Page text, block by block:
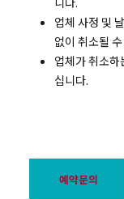
업체 사정 및
없이 취소될
업체가 취소
십니다.
예약문의